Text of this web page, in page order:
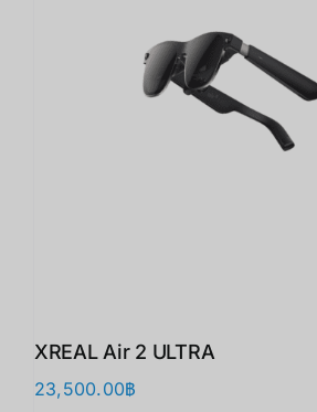
XREAL Air 2 ULTRA
23,500.00฿